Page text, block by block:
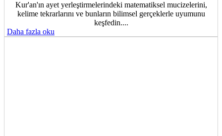
Kur'an'ın ayet yerleştirmelerindeki matematiksel mucizelerini,
kelime tekrarlarını ve bunların bilimsel gerçeklerle uyumunu
keşfedin....
Daha fazla oku